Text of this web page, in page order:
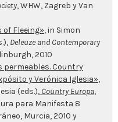
, WHW, Zagreb y Van
of Fleeing»,in Simon
Deleuze and Contemporary
2010
permeables. Country
y Verónica Iglesia»,
(eds.), Country Europa,
para Manifesta 8
Murcia, 2010 y